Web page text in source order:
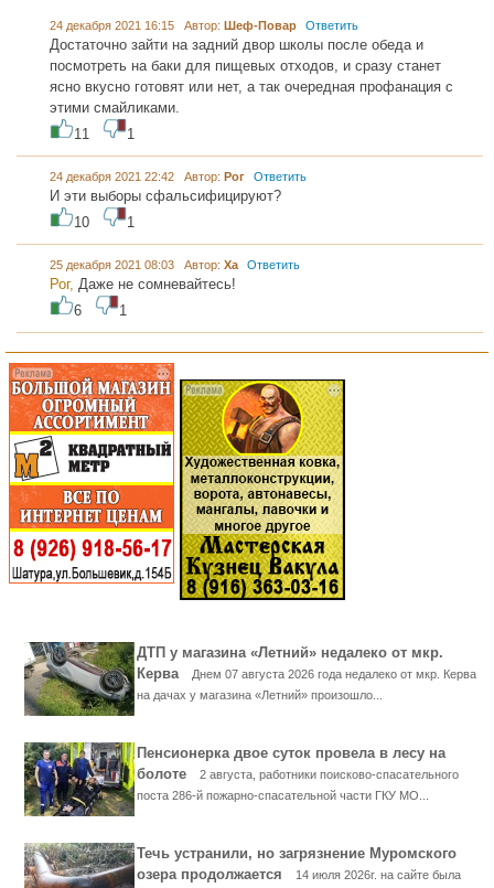
24 декабря 2021 16:15 Автор: Шеф-Повар Ответить
Достаточно зайти на задний двор школы после обеда и
посмотреть на баки для пищевых отходов, и сразу станет
ясно вкусно готовят или нет, а так очередная профанация с
этими смайликами.
11
1
24 декабря 2021 22:42 Автор: Рог Ответить
И эти выборы сфальсифицируют?
10
1
25 декабря 2021 08:03 Автор: Ха Ответить
Рог, Даже не сомневайтесь!
6
1
ДТП у магазина «Летний» недалеко от мкр.
Керва
Днем 07 августа 2026 года недалеко от мкр. Керва
на дачах у магазина «Летний» произошло...
Пенсионерка двое суток провела в лесу на
болоте
2 августа, работники поисково-спасательного
поста 286-й пожарно-спасательной части ГКУ МО...
Течь устранили, но загрязнение Муромского
озера продолжается
14 июля 2026г. на сайте была